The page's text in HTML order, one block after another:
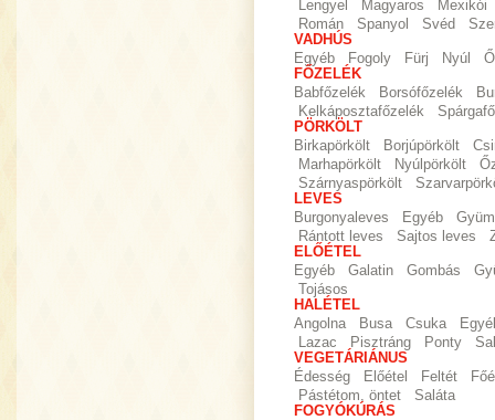
Lengyel Magyaros
Mexikói
Román
Spanyol Svéd
VADHÚS
Egyéb
Fogoly Fürj Nyúl
FŐZELÉK
Babfőzelék
Borsófőzelék
Kelkáposztafőzelék
PÖRKÖLT
Birkapörkölt
Borjúpörkölt
Marhapörkölt
Nyúlpörkölt
Szárnyaspörkölt
LEVES
Burgonyaleves
Egyéb
Rántott leves
Sajtos leves
ELŐÉTEL
Egyéb
Galatin Gombás
Tojásos
HALÉTEL
Angolna
Busa Csuka
Lazac
Pisztráng Ponty
VEGETÁRIÁNUS
Édesség
Előétel Feltét
Pástétom, öntet
Saláta
FOGYÓKÚRÁS